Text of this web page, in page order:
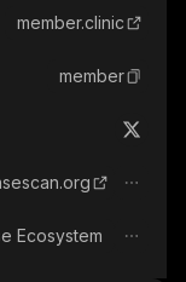
member.clinic
member
Ecosystem